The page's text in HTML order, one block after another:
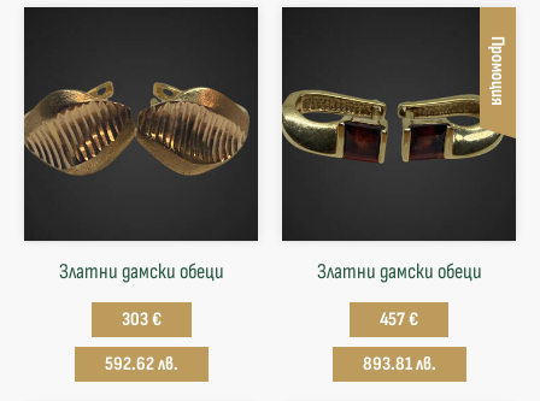
Златни дамски обеци
303 €
592.62 лв.
Промоция
Златни дамски обеци
457 €
893.81 лв.